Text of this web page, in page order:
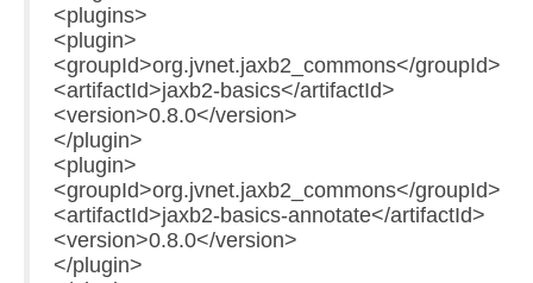
<plugins>
<plugin>
<groupId>org.jvnet.jaxb2_commons</groupId>
<artifactId>jaxb2-basics</artifactId>
<version>0.8.0</version>
</plugin>
<plugin>
<groupId>org.jvnet.jaxb2_commons</groupId>
<artifactId>jaxb2-basics-annotate</artifactId>
<version>0.8.0</version>
</plugin>